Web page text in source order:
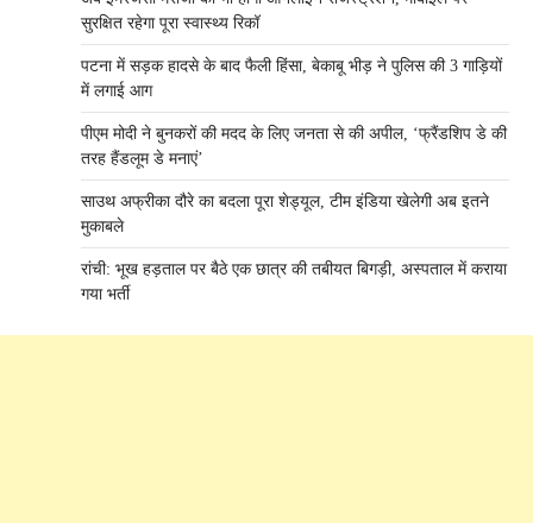
सुरक्षित रहेगा पूरा स्वास्थ्य रिकॉ
पटना में सड़क हादसे के बाद फैली हिंसा, बेकाबू भीड़ ने पुलिस की 3 गाड़ियों
में लगाई आग
पीएम मोदी ने बुनकरों की मदद के लिए जनता से की अपील, ‘फ्रैंडशिप डे की
तरह हैंडलूम डे मनाएं’
साउथ अफ्रीका दौरे का बदला पूरा शेड्यूल, टीम इंडिया खेलेगी अब इतने
मुकाबले
रांची: भूख हड़ताल पर बैठे एक छात्र की तबीयत बिगड़ी, अस्पताल में कराया
गया भर्ती